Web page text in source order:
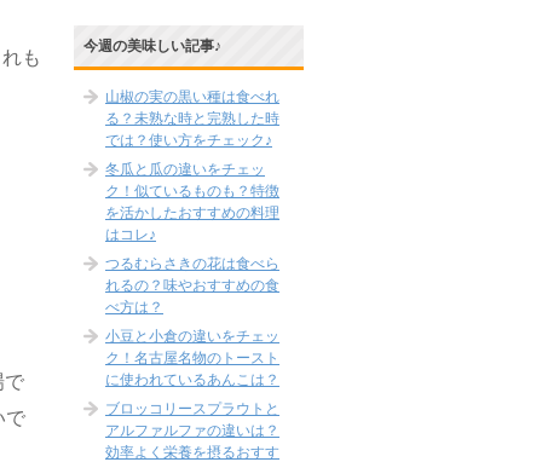
も
で
で
今週の美味しい記事♪
山椒の実の黒い種は食べれ
る？未熟な時と完熟した時
では？使い方をチェック♪
冬瓜と瓜の違いをチェッ
ク！似ているものも？特徴
を活かしたおすすめの料理
はコレ♪
つるむらさきの花は食べら
れるの？味やおすすめの食
べ方は？
小豆と小倉の違いをチェッ
ク！名古屋名物のトースト
に使われているあんこは？
ブロッコリースプラウトと
アルファルファの違いは？
効率よく栄養を摂るおすす